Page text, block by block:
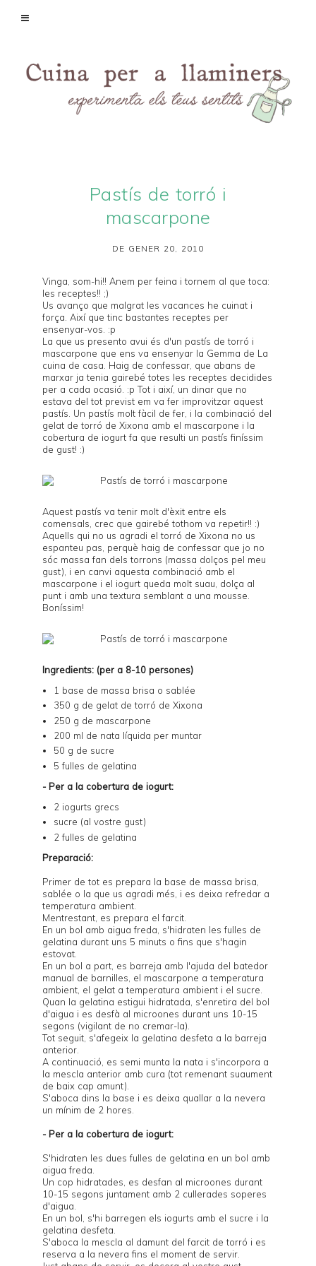
Pastís de torró i
mascarpone
DE GENER 20, 2010
Vinga, som-hi!! Anem per feina i tornem al que toca:
les receptes!! ;)
Us avanço que malgrat les vacances he cuinat i
força. Així que tinc bastantes receptes per
ensenyar-vos. :p
La que us presento avui és d'un pastís de torró i
mascarpone que ens va ensenyar la Gemma de La
cuina de casa . Haig de confessar, que abans de
marxar ja tenia gairebé totes les receptes decidides
per a cada ocasió. :p Tot i així, un dinar que no
estava del tot previst em va fer improvitzar aquest
pastís. Un pastís molt fàcil de fer, i la combinació del
gelat de torró de Xixona amb el mascarpone i la
cobertura de iogurt fa que resulti un pastís finíssim
de gust! :)
Aquest pastís va tenir molt d'èxit entre els
comensals, crec que gairebé tothom va repetir!! :)
Aquells qui no us agradi el torró de Xixona no us
espanteu pas, perquè haig de confessar que jo no
sóc massa fan dels torrons (massa dolços pel meu
gust), i en canvi aquesta combinació amb el
mascarpone i el iogurt queda molt suau, dolça al
punt i amb una textura semblant a una mousse.
Boníssim!
Ingredients: (per a 8-10 persones)
1 base de massa brisa o sablée
350 g de gelat de torró de Xixona
250 g de mascarpone
200 ml de nata líquida per muntar
50 g de sucre
5 fulles de gelatina
- Per a la cobertura de iogurt:
2 iogurts grecs
sucre (al vostre gust)
2 fulles de gelatina
Preparació:
Primer de tot es prepara la base de massa brisa,
sablée o la que us agradi més, i es deixa refredar a
temperatura ambient.
Mentrestant, es prepara el farcit.
En un bol amb aigua freda, s'hidraten les fulles de
gelatina durant uns 5 minuts o fins que s'hagin
estovat.
En un bol a part, es barreja amb l'ajuda del batedor
manual de barnilles, el mascarpone a temperatura
ambient, el gelat a temperatura ambient i el sucre.
Quan la gelatina estigui hidratada, s'enretira del bol
d'aigua i es desfà al microones durant uns 10-15
segons (vigilant de no cremar-la).
Tot seguit, s'afegeix la gelatina desfeta a la barreja
anterior.
A continuació, es semi munta la nata i s'incorpora a
la mescla anterior amb cura (tot remenant suaument
de baix cap amunt).
S'aboca dins la base i es deixa quallar a la nevera
un mínim de 2 hores.
- Per a la cobertura de iogurt:
S'hidraten les dues fulles de gelatina en un bol amb
aigua freda.
Un cop hidratades, es desfan al microones durant
10-15 segons juntament amb 2 cullerades soperes
d'aigua.
En un bol, s'hi barregen els iogurts amb el sucre i la
gelatina desfeta.
S'aboca la mescla al damunt del farcit de torró i es
reserva a la nevera fins el moment de servir.